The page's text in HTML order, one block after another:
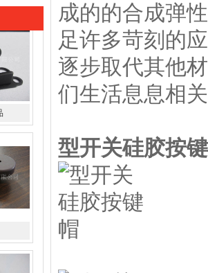
成的的合成弹
足许多苛刻的
逐步取代其他
们生活息息相
型开关硅胶按